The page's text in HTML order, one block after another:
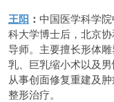
王阳 ： 中国医学科学
科大学博士后，北京
导师。主要擅长形体
乳、巨乳缩小术以及
从事创面修复重建及
整形治疗。